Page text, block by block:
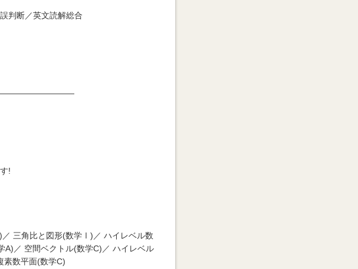
判断／英文読解総合
!
三角比と図形(数学Ⅰ)／ ハイレベル数
／ 空間ベクトル(数学C)／ ハイレベル
素数平面(数学C)